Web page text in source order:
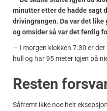
minutter etter de hadde sagt
drivingrangen. Da var det
og omsider så var det ferdig
— I morgen klokken 7.30 er
hull og har 95 meter igjen på
Resten
Såfremt ikke noe helt